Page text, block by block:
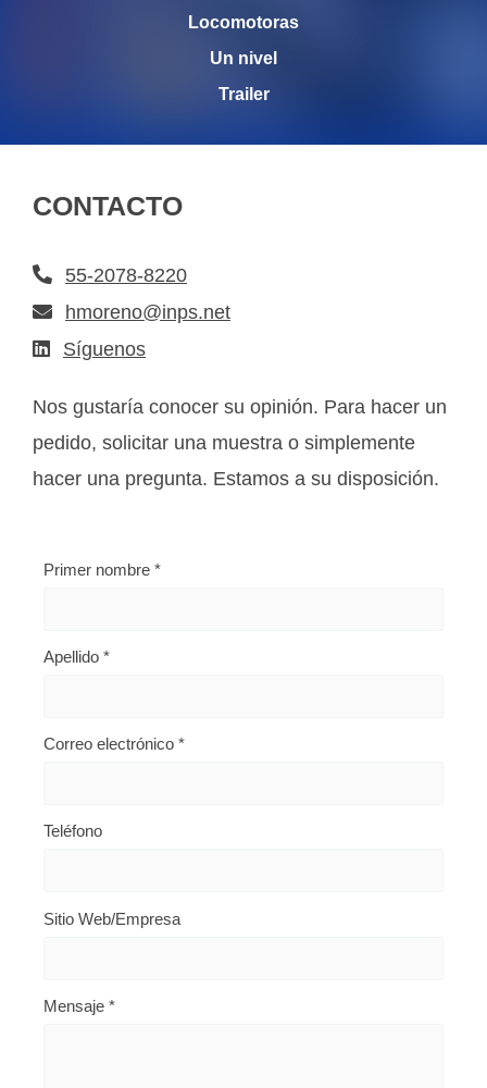
Locomotoras
Un nivel
Trailer
CONTACTO
55-2078-8220
hmoreno@inps.net
Síguenos
Nos gustaría conocer su opinión. Para hacer un
pedido, solicitar una muestra o simplemente
hacer una pregunta. Estamos a su disposición.
Primer nombre *
Apellido *
Correo electrónico *
Teléfono
Sitio Web/Empresa
Mensaje *